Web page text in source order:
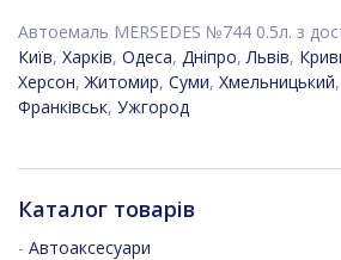
Автоемаль MERSEDES №744 0.5л. з
Київ, Харків, Одеса, Дніпро,Львів,
Херсон,Житомир, Суми, Хмельницький,
Франківськ, Ужгород
Каталог товарів
- Автоаксесуари